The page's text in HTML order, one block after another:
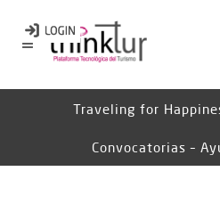
Traveling for
Convocatorias –